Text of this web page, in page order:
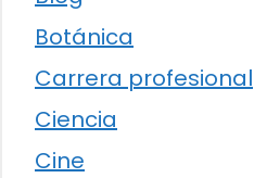
Botánica
Carrera profesional
Ciencia
Cine